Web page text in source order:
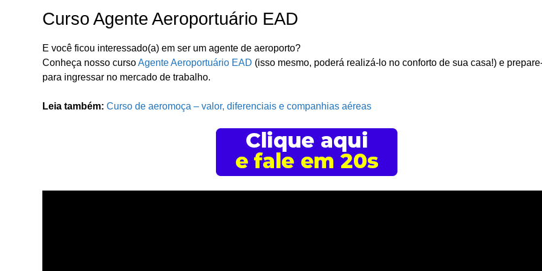
Curso Agente Aeroportuário EAD
E você ficou interessado(a) em ser um agente de aeroporto?
Conheça nosso cursoAgente Aeroportuário EAD (isso mesmo, poderá realizá-lo no conforto de sua casa!) e
para ingressar no mercado de trabalho.
Leia também: Curso de aeromoça – valor, diferenciais e companhias aéreas